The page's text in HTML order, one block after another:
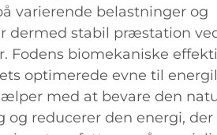
varierende belastninger og
dermed stabil præstation
Fodens biomekaniske
optimerede evne til
med at bevare den
og reducerer den energi,